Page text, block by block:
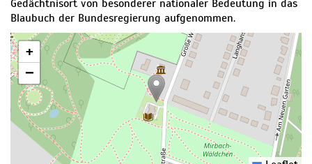
Gedächtnisort von besonderer nationaler Bedeutung in das
Blaubuch der Bundesregierung aufgenommen.
+
−